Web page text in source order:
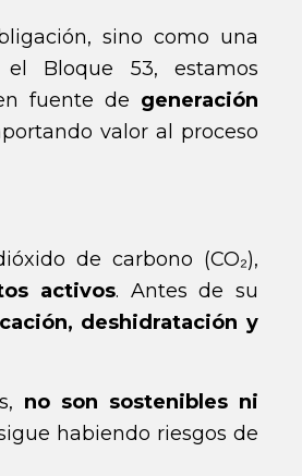
sino como una
Bloque 53, estamos
fuente de generación
valor al proceso
de carbono (CO₂),
activos. Antes de su
deshidratación y
no son sostenibles ni
habiendo riesgos de